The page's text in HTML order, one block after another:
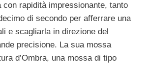
con rapidità impressionante, tanto
di secondo per afferrare una
e scagliarla in direzione del
precisione. La sua mossa
d’Ombra, una mossa di tipo